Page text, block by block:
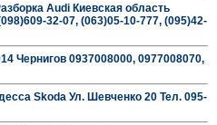
Audi Киевская область
32-07, (063)05-10-777, (095)42-
Чернигов 0937008000, 0977008070,
Skoda Ул. Шевченко 20 Тел. 095-